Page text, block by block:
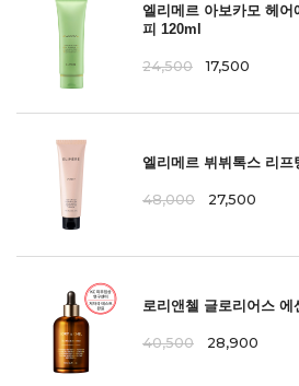
엘리메르 아보카모 헤
피 120ml
24,500 17,500
엘리메르 뷔뷔톡스 리프
48,000 27,500
로리앤첼 글로리어스
40,500 28,900